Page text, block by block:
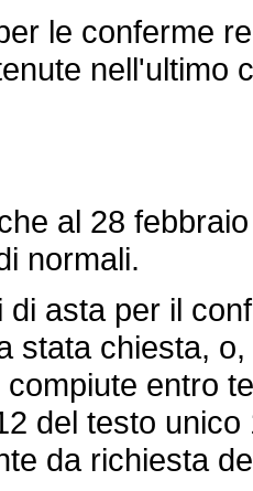
le conferme
nell'ultimo
al 28 febbraio
normali.
asta per il
stata chiesta,
entro
del testo
da richiesta